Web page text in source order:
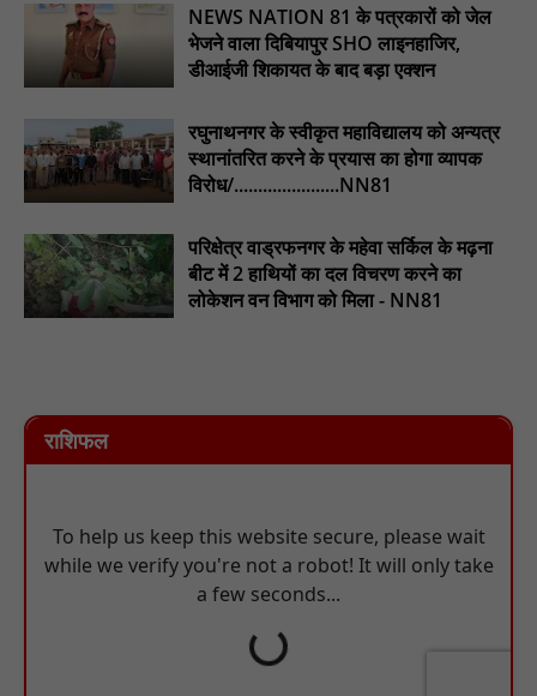
NEWS NATION 81 के पत्रकारों को जेल
भेजने वाला दिबियापुर SHO लाइनहाजिर,
डीआईजी शिकायत के बाद बड़ा एक्शन
रघुनाथनगर के स्वीकृत महाविद्यालय को अन्यत्र
स्थानांतरित करने के प्रयास का होगा व्यापक
विरोध/......................NN81
परिक्षेत्र वाड्रफनगर के महेवा सर्किल के मढ़ना
बीट में 2 हाथियों का दल विचरण करने का
लोकेशन वन विभाग को मिला - NN81
राशिफल